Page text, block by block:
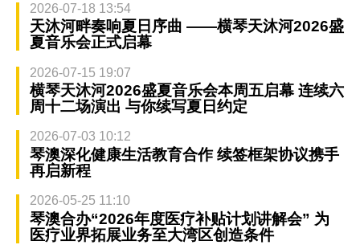
2026-07-18 13:54
天沐河畔奏响夏日序曲 ——横琴天沐河2026盛
夏音乐会正式启幕
2026-07-15 19:07
横琴天沐河2026盛夏音乐会本周五启幕 连续六
周十二场演出 与你续写夏日约定
2026-07-03 10:12
琴澳深化健康生活教育合作 续签框架协议携手
再启新程
2026-05-25 11:10
琴澳合办“2026年度医疗补贴计划讲解会” 为
医疗业界拓展业务至大湾区创造条件